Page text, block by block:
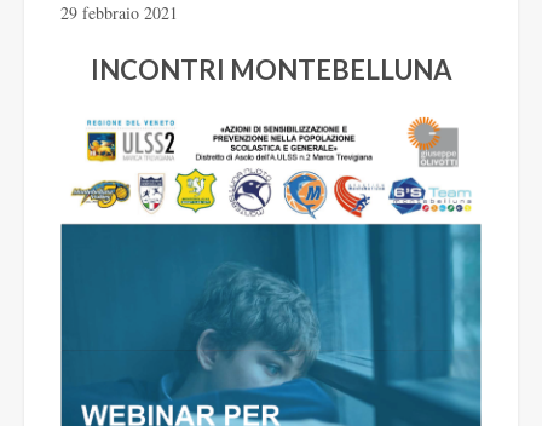
29 febbraio 2021
INCONTRI MONTEBELLUNA